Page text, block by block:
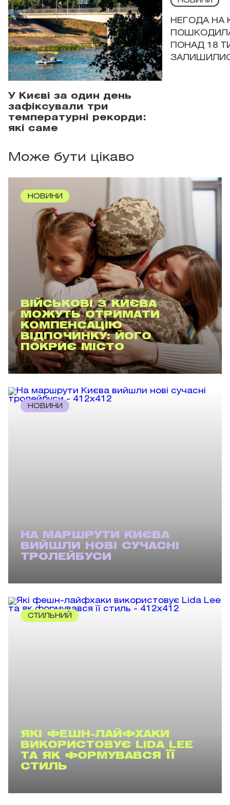
У Києві за один день
зафіксували три
температурні рекорди:
які саме
НЕГОДА НА
ПОНАД 18
Може бути цікаво
НОВИНИ
ВІЙСЬКОВІ З КИЄВА
МОЖУТЬ ОТРИМАТИ
КОМПЕНСАЦІЮ
ВІДПОЧИНКУ: ЙОГО
ПОКРИЄ МІСТО
НОВИНИ
НА МАРШРУТИ КИЄВА
ВИЙШЛИ НОВІ СУЧАСНІ
ТРОЛЕЙБУСИ
СТИЛЬНИЙ
ЯКІ ФЕШН-ЛАЙФХАКИ
ВИКОРИСТОВУЄ LIDA LEE
ТА ЯК ФОРМУВАВСЯ ЇЇ
СТИЛЬ